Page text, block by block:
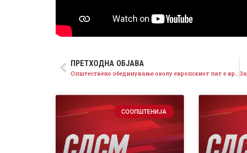
ПРЕТХОДНА ОБЈАВА
Општествено обединување околу европскиот пат е врв на патриотизмот
СООПШТЕНИЈА